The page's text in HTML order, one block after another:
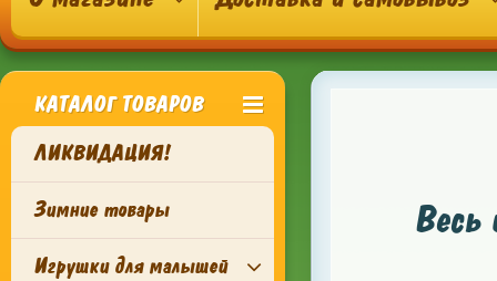
КАТАЛОГ ТОВАРОВ
ЛИКВИДАЦИЯ!
Зимние товары
Игрушки для малышей
Весь